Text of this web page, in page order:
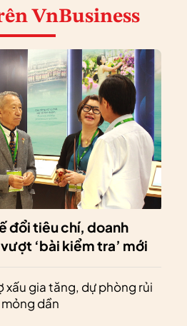
VnBusiness
đổi tiêu chí, doanh
‘bài kiểm tra’ mới
xấu gia tăng, dự phòng rủi
dần